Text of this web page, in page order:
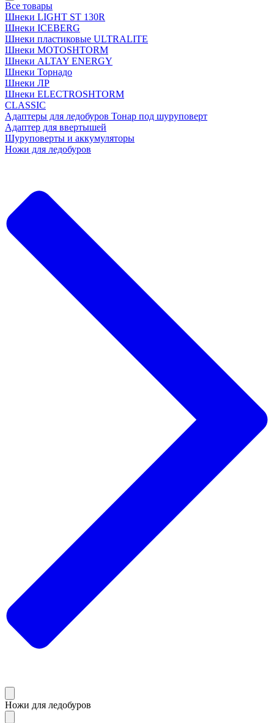
Все товары
Шнеки LIGHT ST 130R
Шнеки ICEBERG
Шнеки пластиковые ULTRALITE
Шнеки MOTOSHTORM
Шнеки ALTAY ENERGY
Шнеки Торнадо
Шнеки ЛР
Шнеки ELECTROSHTORM
CLASSIC
Адаптеры для ледобуров Тонар под шуруповерт
Адаптер для ввертышей
Шуруповерты и аккумуляторы
Ножи для ледобуров
Ножи для ледобуров